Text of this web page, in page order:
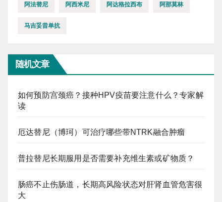
阿法替尼 阿西米尼 阿达格拉西布 阿那莫林
马吉妥昔单抗
随机文章
如何预防宫颈癌？接种HPV疫苗要注意什么？专家解
读
厄达替尼（博珂）可治疗哪些带NTRK融合肿瘤
普拉替尼长期服用是否需要补充维生素或矿物质？
肠癌不止伤肠道，长期高风险状态对肝肾血管危害很
大